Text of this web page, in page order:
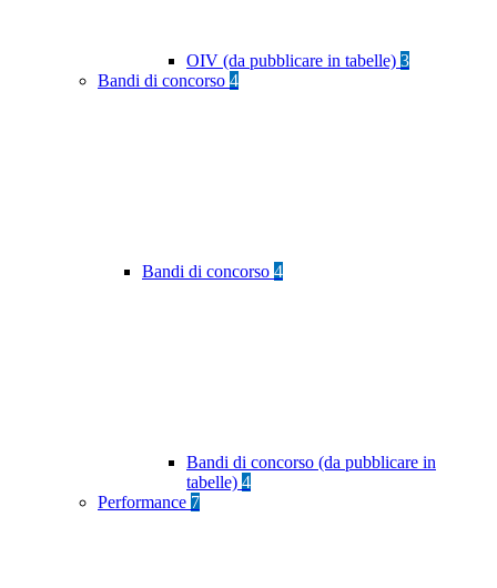
OIV (da pubblicare in tabelle) 3
Bandi di concorso 4
Bandi di concorso 4
Bandi di concorso (da pubblicare in
tabelle) 4
Performance 7